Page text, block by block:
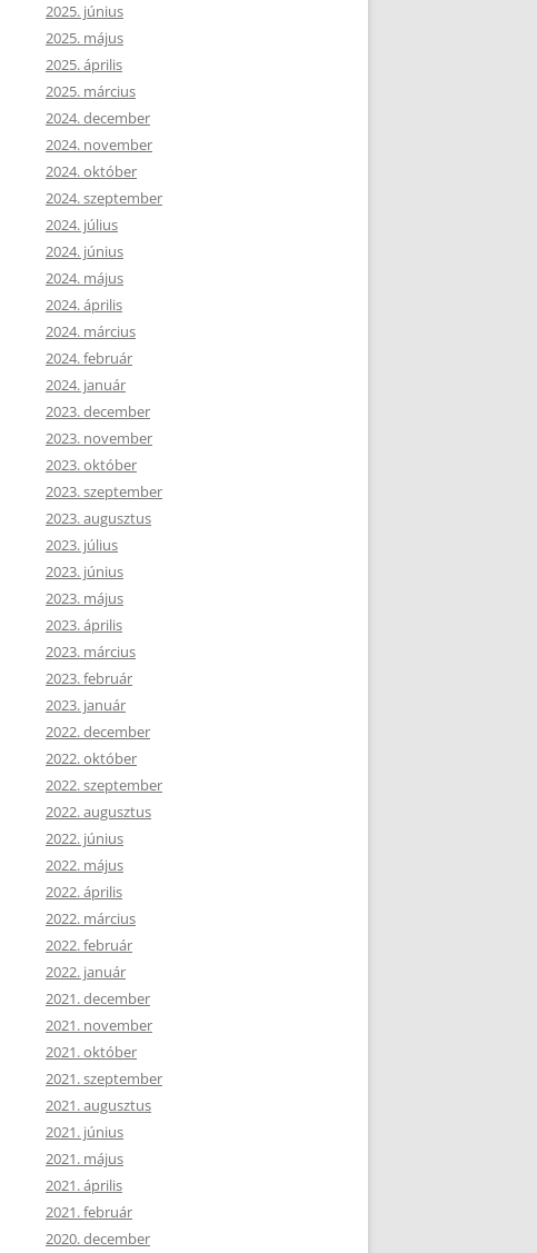
2025. június
2025. május
2025. április
2025. március
2024. december
2024. november
2024. október
2024. szeptember
2024. július
2024. június
2024. május
2024. április
2024. március
2024. február
2024. január
2023. december
2023. november
2023. október
2023. szeptember
2023. augusztus
2023. július
2023. június
2023. május
2023. április
2023. március
2023. február
2023. január
2022. december
2022. október
2022. szeptember
2022. augusztus
2022. június
2022. május
2022. április
2022. március
2022. február
2022. január
2021. december
2021. november
2021. október
2021. szeptember
2021. augusztus
2021. június
2021. május
2021. április
2021. február
2020. december